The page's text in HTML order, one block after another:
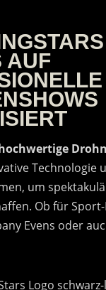
AUF
Technologie
um
Ob für
Evens oder